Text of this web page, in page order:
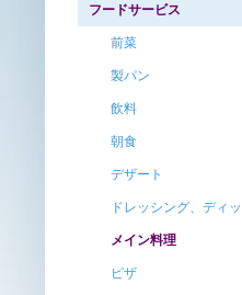
フードサービス
前菜
製パン
飲料
朝食
デザート
ドレッシング、ディ
メイン料理
ピザ